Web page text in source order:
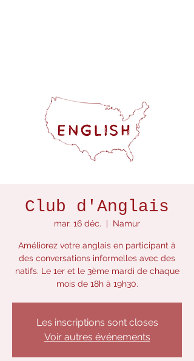
Club d'Anglais
mar. 16 déc.
  |
Namur
Améliorez votre anglais en participant à
des conversations informelles avec des
natifs. Le 1er et le 3ème mardi de chaque
mois de 18h à 19h30.
Les inscriptions sont closes
Voir autres événements